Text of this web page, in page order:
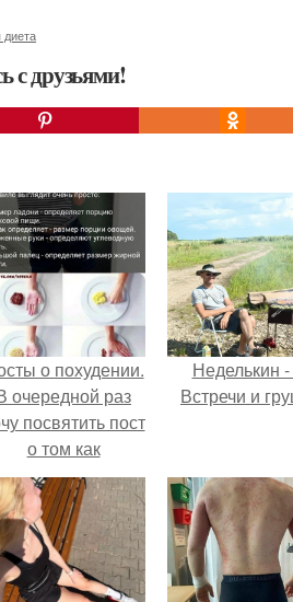
диета
с друзьями!
о похудении.
очередной раз
посвятить пост
о том как
худеть.
Неделькин -
Встречи и